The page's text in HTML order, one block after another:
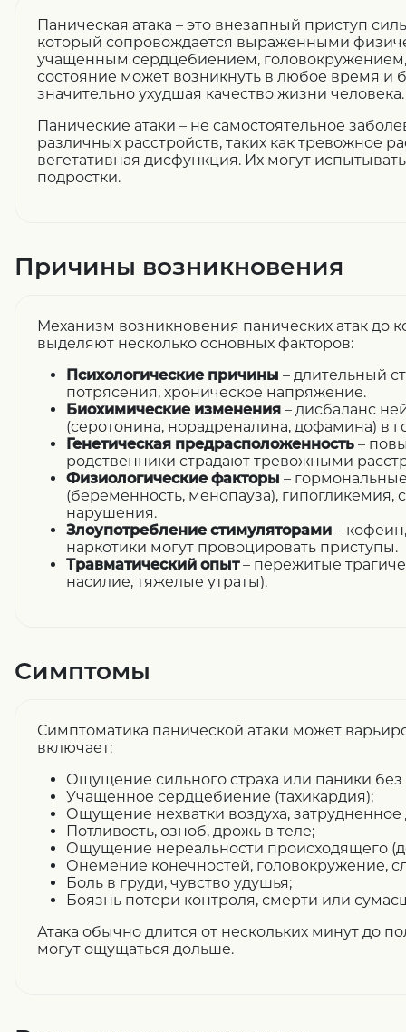
Паническая атака – это внезапный приступ
который сопровождается выраженными
учащенным сердцебиением,
состояние может возникнуть в любое время и
значительно ухудшая качество жизни человека.
Панические атаки – не самостоятельное
различных расстройств, таких как тревожное
вегетативная дисфункция. Их могут
подростки.
Причины возникновения
Механизм возникновения панических атак до
выделяют несколько основных факторов:
Психологические причины – длительный
потрясения, хроническое напряжение.
Биохимические изменения – дисбаланс
(серотонина, норадреналина, дофамина) в
Генетическая предрасположенность –
родственники страдают тревожными
Физиологические факторы –
(беременность, менопауза), гипогликемия,
нарушения.
Злоупотребление стимуляторами –
наркотики могут провоцировать приступы.
Травматический опыт– пережитые
насилие, тяжелые утраты).
Симптомы
Симптоматика панической атаки может
включает:
Ощущение сильного страха или паники
Учащенное сердцебиение (тахикардия);
Ощущение нехватки воздуха, затрудненное
Потливость, озноб, дрожь в теле;
Ощущение нереальности происходящего
Онемение конечностей, головокружение,
Боль в груди, чувство удушья;
Боязнь потери контроля, смерти или
Атака обычно длится от нескольких минут до
могут ощущаться дольше.